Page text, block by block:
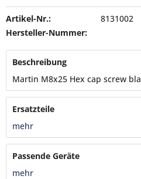
Artikel-Nr.:
8131002
Hersteller-Nummer:
Beschreibung
Martin M8x25 Hex cap screw
Ersatzteile
mehr
Passende Geräte
mehr